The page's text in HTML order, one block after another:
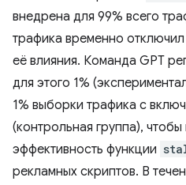
внедрена для 99% всего
трафика временно
её влияния. Команда GPT
для этого 1%
1% выборки трафика с
(контрольная группа),
эффективность функции
рекламных скриптов. В